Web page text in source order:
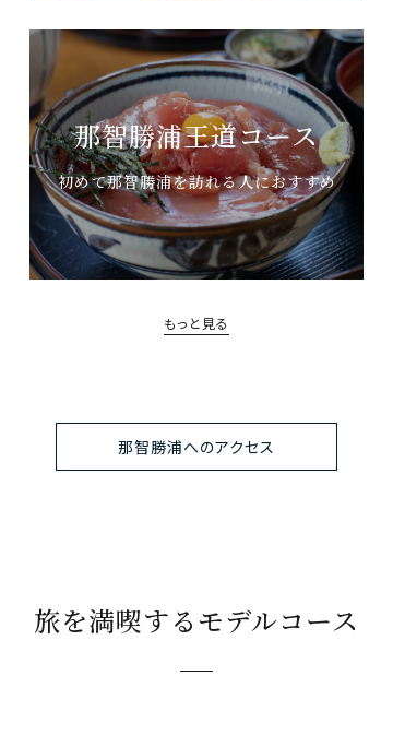
那智勝浦王道コース
初めて那智勝浦を訪れる人におすすめ
もっと見る
那智勝浦へのアクセス
旅を満喫するモデルコース